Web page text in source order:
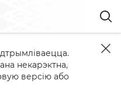
артысту СССР Ігару
артысту
з 80-годдзем
некарэктна,
версію або